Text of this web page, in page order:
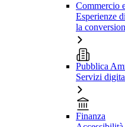
Commercio
Esperienze
la
Pubblica
Servizi
Finanza